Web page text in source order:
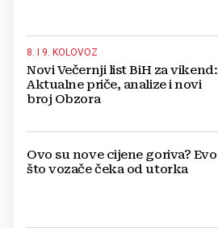
8. I 9. KOLOVOZ
Novi Večernji list BiH za vikend:
Aktualne priče, analize i novi
broj Obzora
Ovo su nove cijene goriva? Evo
što vozače čeka od utorka